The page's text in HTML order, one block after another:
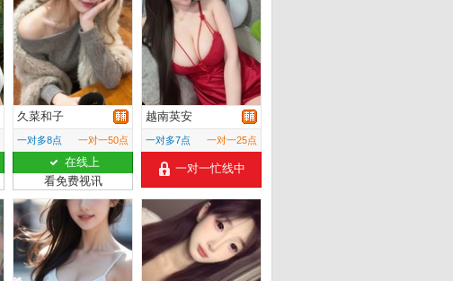
久菜和子
一对多8点 一对一50点
在线上
看免费视讯
越南英安
一对多7点 一对一25点
一对一忙线中